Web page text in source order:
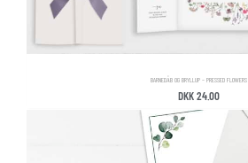
BARNEDÅB OG BRYLLUP – PRESSED FLOWERS
DKK24.00